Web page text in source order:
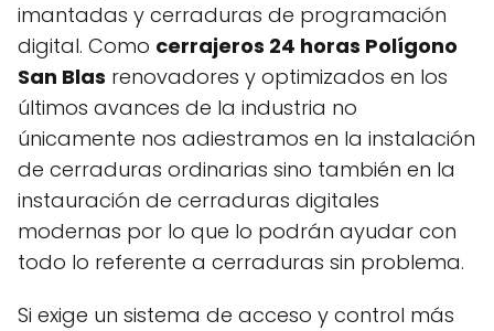
imantadas y cerraduras de programación
digital. Como cerrajeros 24 horas Polígono
San Blas renovadores y optimizados en los
últimos avances de la industria no
únicamente nos adiestramos en la instalación
de cerraduras ordinarias sino también en la
instauración de cerraduras digitales
modernas por lo que lo podrán ayudar con
todo lo referente a cerraduras sin problema.
Si exige un sistema de acceso y control más